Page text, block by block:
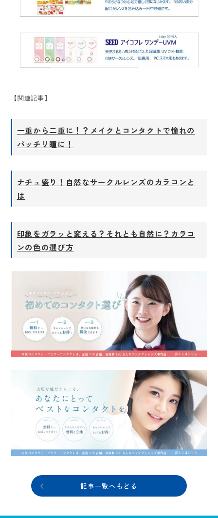
【関連記事】
一重から二重に！？メイクとコンタクトで憧れの
パッチリ瞳に！
ナチュ盛り！自然なサークルレンズのカラコンと
は
印象をガラッと変える？それとも自然に？カラコ
ンの色の選び方
記事一覧へもどる